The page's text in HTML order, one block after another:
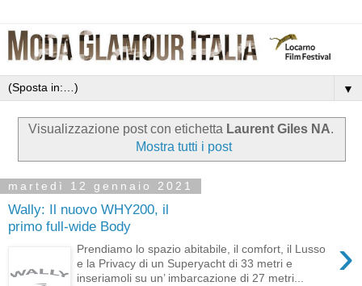
▼
Visualizzazione post con etichetta Laurent Giles NA.
Mostra tutti i post
martedì 12 gennaio 2021
Wally: Il nuovo WHY200, il
primo full-wide Body
›
Prendiamo lo spazio abitabile, il comfort, il Lusso
e la Privacy di un Superyacht di 33 metri e
inseriamoli su un’ imbarcazione di 27 metri...